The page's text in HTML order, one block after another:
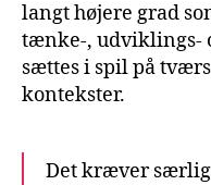
langt højere grad
tænke-, udviklings-
sættes i spil på
kontekster.
Det kræver